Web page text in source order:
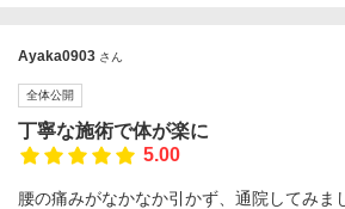
Ayaka0903 さん
全体公開
丁寧な施術で体が楽に
5.00
腰の痛みがなかなか引かず、通院してみま